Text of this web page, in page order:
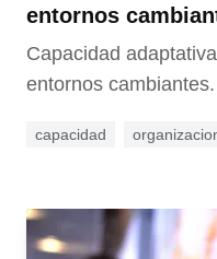
entornos
Capacidad
entornos cambiantes.
capacidad